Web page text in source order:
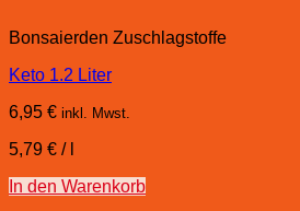
Bonsaierden Zuschlagstoffe
Keto 1.2 Liter
6,95 € inkl. Mwst.
5,79 € /
In den Warenkorb